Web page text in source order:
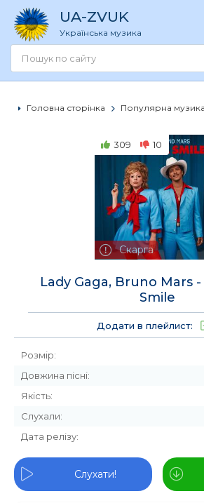
UA-ZVUK
Українська музика
Головна сторінка Популярна музика
309 10
Скарга
Lady Gaga, Bruno Mars
Smile
Додати в плейлист:
Розмір:
Довжина пісні:
Якість:
Слухали:
Дата релізу:
Слухати!